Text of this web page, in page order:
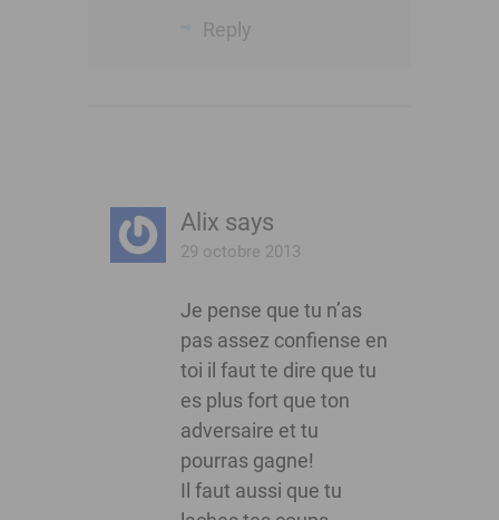
Reply
Alix says
29 octobre 2013
Je pense que tu n’as
pas assez confiense en
toi il faut te dire que tu
es plus fort que ton
adversaire et tu
pourras gagne!
Il faut aussi que tu